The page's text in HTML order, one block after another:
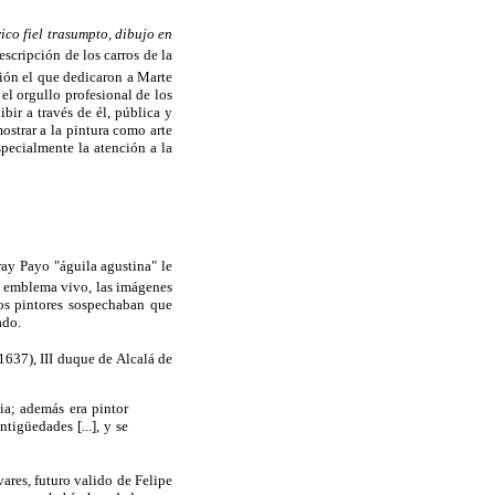
fiel trasumpto, dibujo en
de los carros de la
el que dedicaron a Marte
orgullo profesional de los
a través de él, pública y
a la pintura como arte
la atención a la
Payo "águila agustina" le
vivo, las imágenes
pintores sospechaban que
III duque de Alcalá de
además era pintor
[...], y se
futuro valido de Felipe